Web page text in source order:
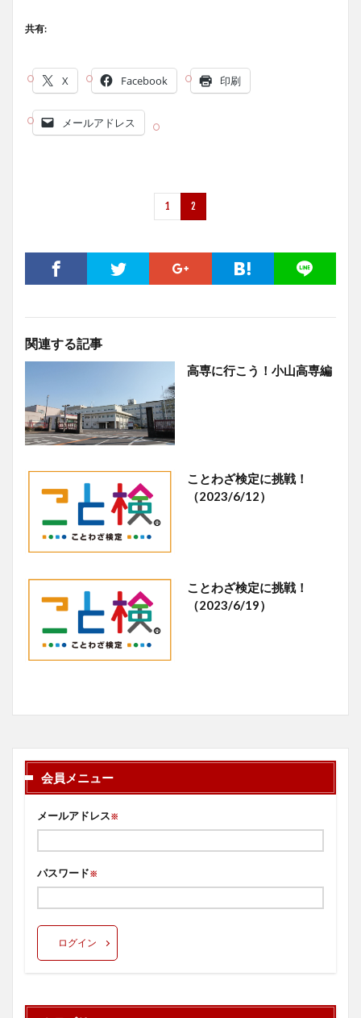
共有:
X Facebook 印刷
メールアドレス
1 2
関連する記事
高専に行こう！小山高専編
ことわざ検定に挑戦！
（2023/6/12）
ことわざ検定に挑戦！
（2023/6/19）
会員メニュー
メールアドレス※
パスワード※
ログイン